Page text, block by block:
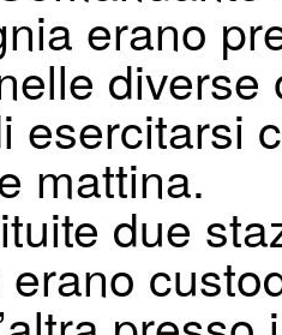
erano
esercitarsi
mattina.
due